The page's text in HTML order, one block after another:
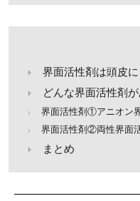
界面活性剤は頭皮に
どんな界面活性剤が
界面活性剤①アニオン
界面活性剤②両性界面
まとめ